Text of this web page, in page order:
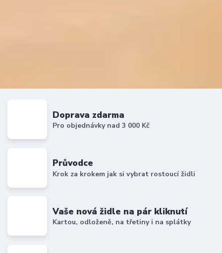
Doprava zdarma
Pro objednávky nad 3 000 Kč
Průvodce
Krok za krokem jak si vybrat rostoucí židli
Vaše nová židle na pár kliknutí
Kartou, odloženě, na třetiny i na splátky